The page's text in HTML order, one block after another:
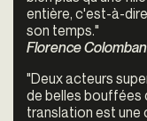
entière, c'est-à-
son temps."
Florence
"Deux acteurs
de belles bouffées
translation est une